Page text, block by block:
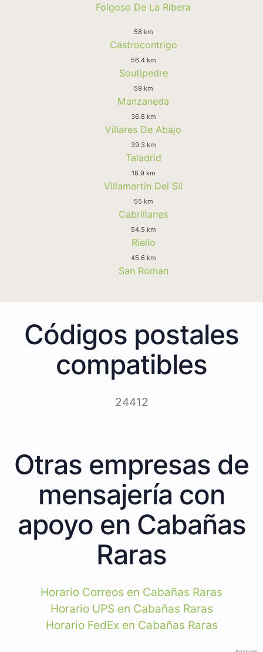
Folgoso De La Ribera
58 km
Castrocontrigo
56.4 km
Soutipedre
59 km
Manzaneda
36.8 km
Villares De Abajo
39.3 km
Taladrid
18.9 km
Villamartin Del Sil
55 km
Cabrillanes
54.5 km
Riello
45.6 km
San Roman
Códigos postales
compatibles
24412
Otras empresas de
mensajería con
apoyo en Cabañas
Raras
Horario Correos en Cabañas Raras
Horario UPS en Cabañas Raras
Horario FedEx en Cabañas Raras